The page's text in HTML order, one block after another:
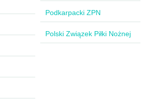
Podkarpacki ZPN
Polski Związek Piłki Nożnej